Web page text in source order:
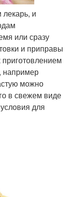
и
или сразу
и приправы
приготовлением
например
можно
в свежем виде
для